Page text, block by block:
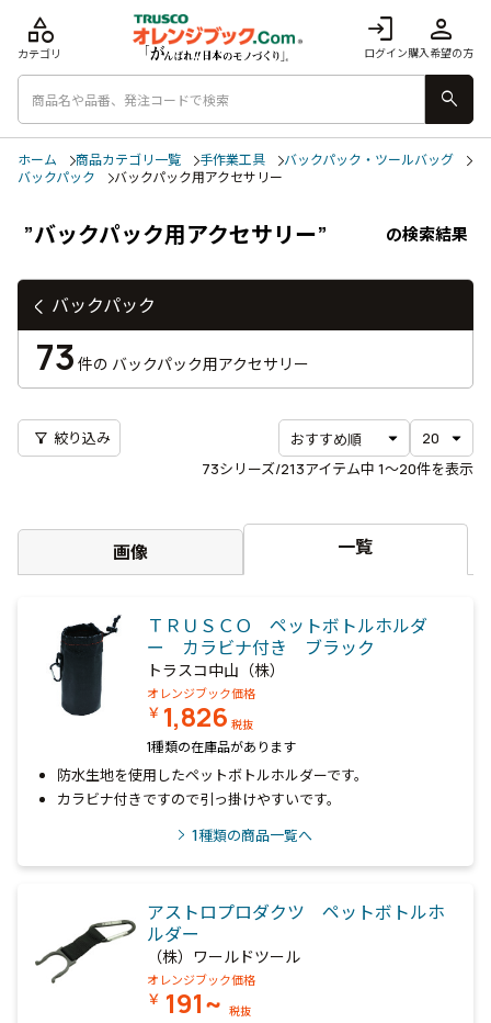
login
ログイン
person
購入希望の方
category
カテゴリ
search
ホーム 商品カテゴリ一覧 手作業工具
バックパック・ツールバッグ
バックパック
バックパック用アクセサリー
”バックパック用アクセサリー” の検索結果
73シリーズ/213アイテム中 1〜20件を表示
filter_alt 絞り込み
画像 一覧
ＴＲＵＳＣＯ ペットボトルホルダ
ー カラビナ付き ブラック
トラスコ中山（株）
オレンジブック価格
￥ 1,826 税抜
1種類の在庫品があります
防水生地を使用したペットボトルホルダーです。
カラビナ付きですので引っ掛けやすいです。
1種類の商品一覧へ
アストロプロダクツ ペットボトルホ
ルダー
（株）ワールドツール
オレンジブック価格
￥ 191~ 税抜
バックパック
73 件の バックパック用アクセサリー